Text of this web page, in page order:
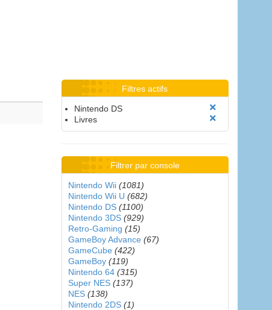
Filtres actifs
Nintendo DS
Livres
Filtrer par console
Nintendo Wii (1081)
Nintendo Wii U (682)
Nintendo DS (1100)
Nintendo 3DS (929)
Retro-Gaming (15)
GameBoy Advance (67)
GameCube (422)
GameBoy (119)
Nintendo 64 (315)
Super NES (137)
NES (138)
Nintendo 2DS (1)